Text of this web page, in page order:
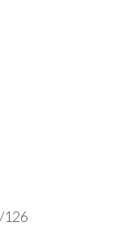
126